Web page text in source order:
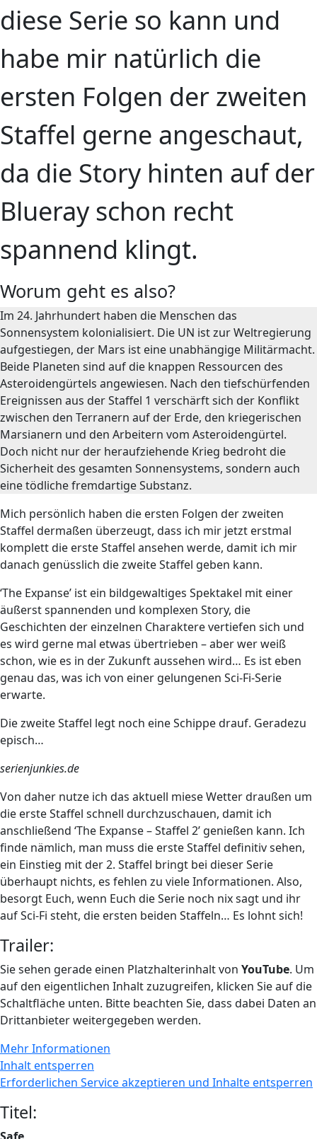
diese Serie so kann und
habe mir natürlich die
ersten Folgen der zweiten
Staffel gerne angeschaut,
da die Story hinten auf der
Blueray schon recht
spannend klingt.
Worum geht es also?
Im 24. Jahrhundert haben die Menschen das
Sonnensystem kolonialisiert. Die UN ist zur Weltregierung
aufgestiegen, der Mars ist eine unabhängige Militärmacht.
Beide Planeten sind auf die knappen Ressourcen des
Asteroidengürtels angewiesen. Nach den tiefschürfenden
Ereignissen aus der Staffel 1 verschärft sich der Konflikt
zwischen den Terranern auf der Erde, den kriegerischen
Marsianern und den Arbeitern vom Asteroidengürtel.
Doch nicht nur der heraufziehende Krieg bedroht die
Sicherheit des gesamten Sonnensystems, sondern auch
eine tödliche fremdartige Substanz.
Mich persönlich haben die ersten Folgen der zweiten
Staffel dermaßen überzeugt, dass ich mir jetzt erstmal
komplett die erste Staffel ansehen werde, damit ich mir
danach genüsslich die zweite Staffel geben kann.
‘The Expanse’ ist ein bildgewaltiges Spektakel mit einer
äußerst spannenden und komplexen Story, die
Geschichten der einzelnen Charaktere vertiefen sich und
es wird gerne mal etwas übertrieben – aber wer weiß
schon, wie es in der Zukunft aussehen wird… Es ist eben
genau das, was ich von einer gelungenen Sci-Fi-Serie
erwarte.
Die zweite Staffel legt noch eine Schippe drauf. Geradezu
episch…
serienjunkies.de
Von daher nutze ich das aktuell miese Wetter draußen um
die erste Staffel schnell durchzuschauen, damit ich
anschließend ‘The Expanse – Staffel 2’ genießen kann. Ich
finde nämlich, man muss die erste Staffel definitiv sehen,
ein Einstieg mit der 2. Staffel bringt bei dieser Serie
überhaupt nichts, es fehlen zu viele Informationen. Also,
besorgt Euch, wenn Euch die Serie noch nix sagt und ihr
auf Sci-Fi steht, die ersten beiden Staffeln… Es lohnt sich!
Trailer:
Sie sehen gerade einen Platzhalterinhalt von YouTube. Um
auf den eigentlichen Inhalt zuzugreifen, klicken Sie auf die
Schaltfläche unten. Bitte beachten Sie, dass dabei Daten an
Drittanbieter weitergegeben werden.
Mehr Informationen
Inhalt entsperren
Erforderlichen Service akzeptieren und Inhalte entsperren
Titel: